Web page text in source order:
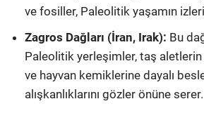
ve fosiller, Paleolitik yaşamın
Zagros Dağları (İran, Irak): Bu
Paleolitik yerleşimler, taş aletlerin
ve hayvan kemiklerine dayalı
alışkanlıklarını gözler önüne serer.